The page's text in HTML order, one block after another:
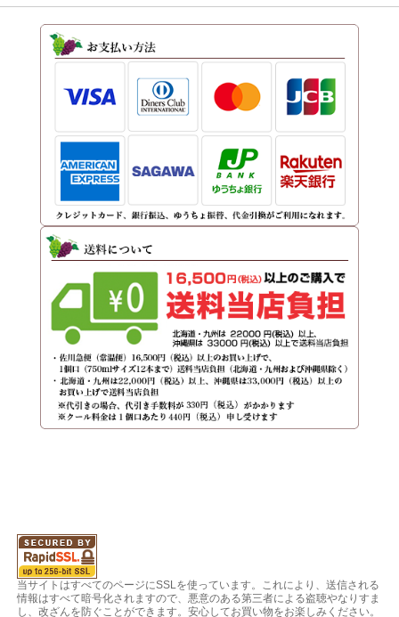
当サイトはすべてのページにSSLを使っています。これにより、送信される
情報はすべて暗号化されますので、悪意のある第三者による盗聴やなりすま
し、改ざんを防ぐことができます。安心してお買い物をお楽しみください。